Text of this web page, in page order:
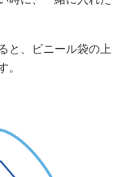
と、ビニール袋の上
。